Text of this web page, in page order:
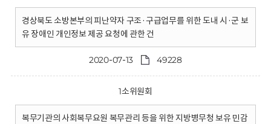
경상북도 소방본부의 피난약자 구조·구급업무를 위한 도내 시·군 보
유 장애인 개인정보 제공 요청에 관한 건
2020-07-13 49228
1소위원회
복무기관의 사회복무요원 복무관리 등을 위한 지방병무청 보유 민감